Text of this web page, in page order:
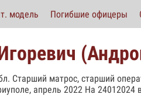
модель Погибшие офицеры
Старший матрос, старший
апрель 2022 На 24012024